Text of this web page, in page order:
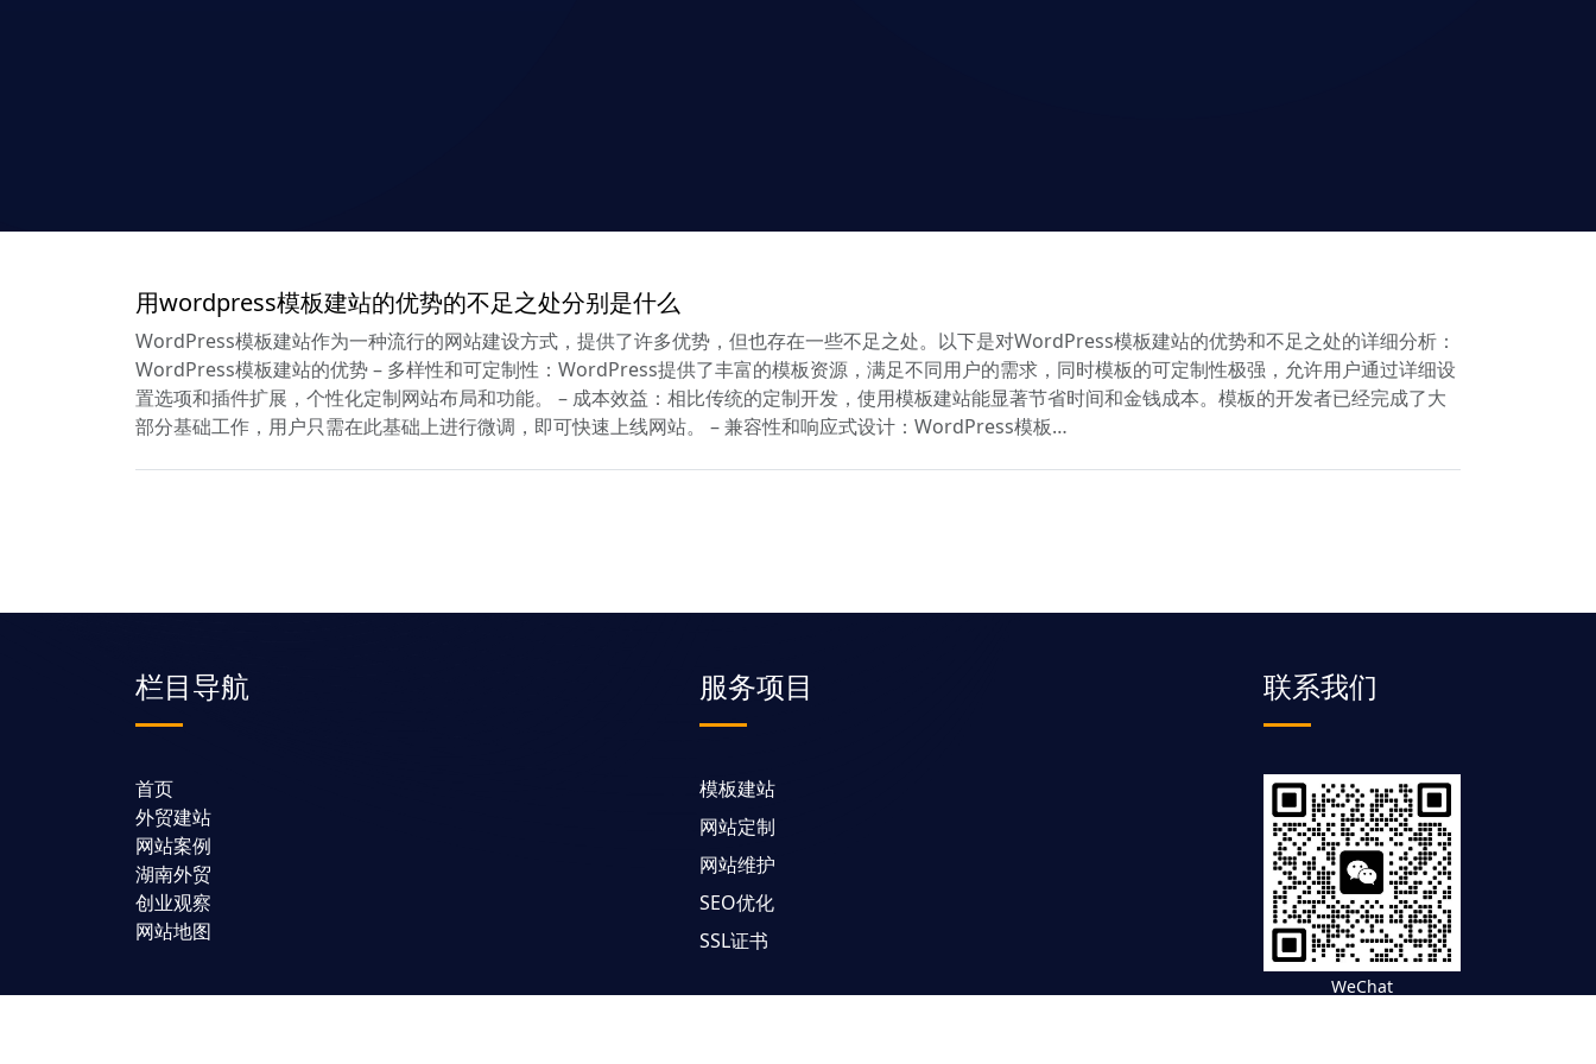
用wordpress模板建站的优势的不足之处分别是什么
WordPress模板建站作为一种流行的网站建设方式，提供了许多优势，但也存在一些不足之处。以下是对WordPress模板建站的优势和不足之处的详细分析：
WordPress模板建站的优势 – 多样性和可定制性：WordPress提供了丰富的模板资源，满足不同用户的需求，同时模板的可定制性极强，允许用户通过详细设
置选项和插件扩展，个性化定制网站布局和功能。 – 成本效益：相比传统的定制开发，使用模板建站能显著节省时间和金钱成本。模板的开发者已经完成了大
部分基础工作，用户只需在此基础上进行微调，即可快速上线网站。 – 兼容性和响应式设计：WordPress模板…
栏目导航
首页
外贸建站
网站案例
湖南外贸
创业观察
网站地图
服务项目
模板建站
网站定制
网站维护
SEO优化
SSL证书
联系我们
WeChat